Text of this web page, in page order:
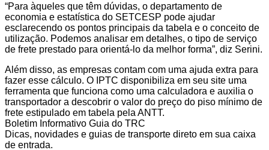
“Para àqueles que têm dúvidas, o departamento de
economia e estatística do SETCESP pode ajudar
esclarecendo os pontos principais da tabela e o conceito de
utilização. Podemos analisar em detalhes, o tipo de serviço
de frete prestado para orientá-lo da melhor forma”, diz Serini.
Além disso, as empresas contam com uma ajuda extra para
fazer esse cálculo. O IPTC disponibiliza em seu site uma
ferramenta que funciona como uma calculadora e auxilia o
transportador a descobrir o valor do preço do piso mínimo de
frete estipulado em tabela pela ANTT.
Boletim Informativo Guia do TRC
Dicas, novidades e guias de transporte direto em sua caixa
de entrada.